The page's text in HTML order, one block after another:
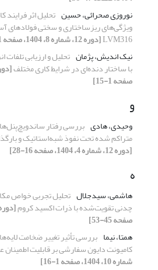
نوروزی صحرائی، حسین تحلیل اثر فرایند
LVM316[دوره 12، شماره 8، 1404، صفحه 61-70]
نیک اندیش، پژمان تحلیل و ارزیابی
با ساختار دنده‌ای در شرایط کاری مختلف
صفحه 1-15]
و
وحیدی، هادی بررسی رفتار
متراکم شده تحت نفوذ شبه‌استاتیک و
[دوره 12، شماره 4، 1404، صفحه 16-28]
ه
هاشمی، سیدجلال تحلیل تجربی خواص
چدنی تقویت‌شده با ذرات اکسید کروم
صفحه 45-53]
همتا، نیما بررسی تأثیر تغییر ضخامت
کامیونت دایون سفارشی بر قابلیت
شماره 10، 1404، صفحه 1-16]